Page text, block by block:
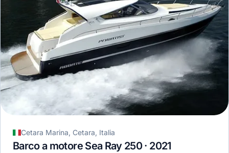
Cetara Marina, Cetara, Italia
Barco a motore Sea Ray 250 · 2021